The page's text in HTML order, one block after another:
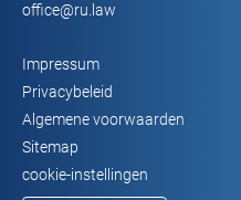
office@ru.law
Impressum
Privacybeleid
Algemene voorwaarden
Sitemap
cookie-instellingen